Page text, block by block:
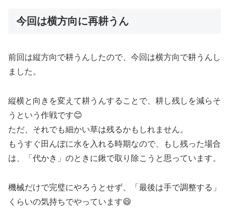
今回は横方向に再耕うん
前回は縦方向で耕うんしたので、今回は横方向で耕うんし
ました。
縦横と向きを変えて耕うんすることで、耕し残しを減らそ
うという作戦です😊
ただ、それでも細かい草は残るかもしれません。
もうすぐ田んぼに水を入れる時期なので、もし残った場合
は、「代かき」のときに鍬で取り除こうと思っています。
機械だけで完璧にやろうとせず、「最後は手で調整する」
くらいの気持ちでやっています😄